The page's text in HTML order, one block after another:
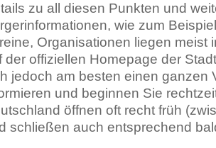
zu all diesen Punkten und
wie zum
Organisationen liegen meist
der offiziellen Homepage der
jedoch am besten einen ganzen
und beginnen Sie
öffnen oft recht früh
schließen auch entsprechend